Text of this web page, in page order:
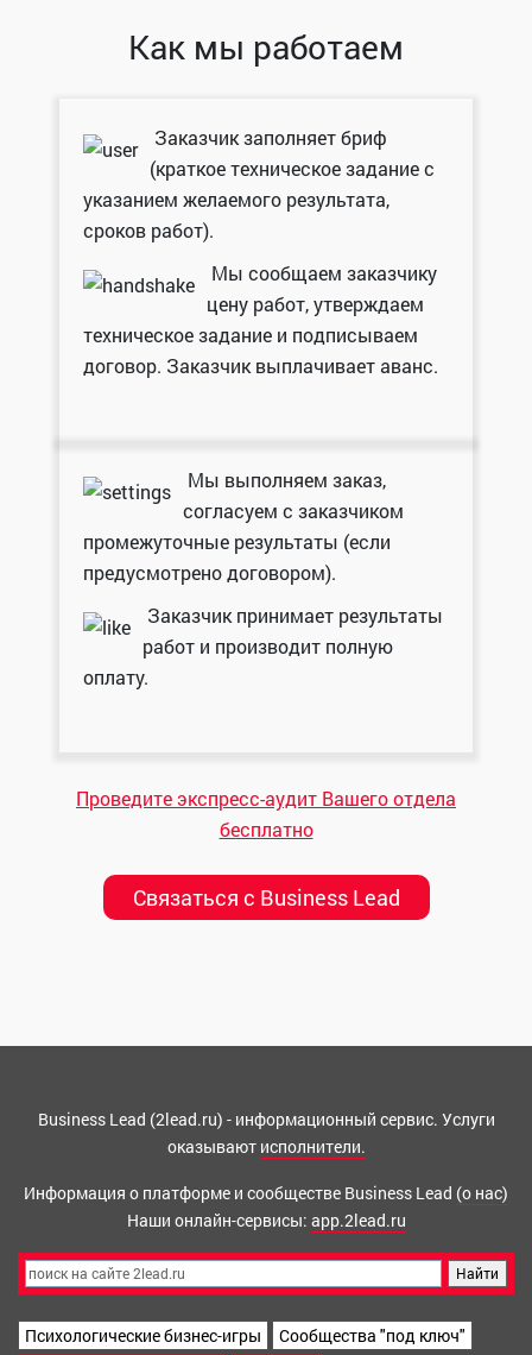
Как мы работаем
Заказчик заполняет бриф
(краткое техническое задание с
указанием желаемого результата,
сроков работ).
Мы сообщаем заказчику
цену работ, утверждаем
техническое задание и подписываем
договор. Заказчик выплачивает аванс.
Мы выполняем заказ,
согласуем с заказчиком
промежуточные результаты (если
предусмотрено договором).
Заказчик принимает результаты
работ и производит полную
оплату.
Проведите экспресс-аудит Вашего отдела
бесплатно
Связаться с Business Lead
Business Lead (2lead.ru) - информационный сервис. Услуги
оказывают исполнители.
Информация о платформе и сообществе Business Lead (о нас)
Наши онлайн-сервисы: app.2lead.ru
Психологические бизнес-игры
Сообщества "под ключ"